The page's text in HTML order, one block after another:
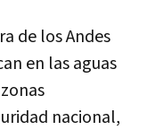
de los Andes
en las aguas
nacional,